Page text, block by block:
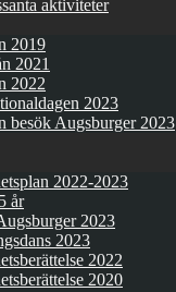
aktiviteter
2019
2021
2022
2023
besök Augsburger 2023
2022-2023
år
2023
2023
2022
2020